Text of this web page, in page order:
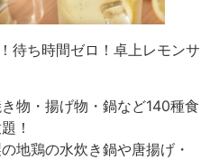
待ち時間ゼロ！卓上レモンサ
物・揚げ物・鍋など140種食
！
地鶏の水炊き鍋や唐揚げ・